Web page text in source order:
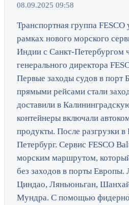
08.09.2025 09:58
Транспортная группа
рамках нового морского
Индии с Санкт-Петербургом
генерального директора
Первые заходы судов в порт
прямыми рейсами стали
доставили в
контейнеры включали
продукты. После разгрузки
Петербург. Сервис FESCO
морским маршрутом,
без заходов в порты Европы.
Циндао, Ляньюньган,
Мундра. С помощью